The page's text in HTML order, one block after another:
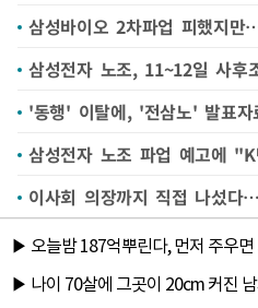
삼성바이오 2차파업 피했지